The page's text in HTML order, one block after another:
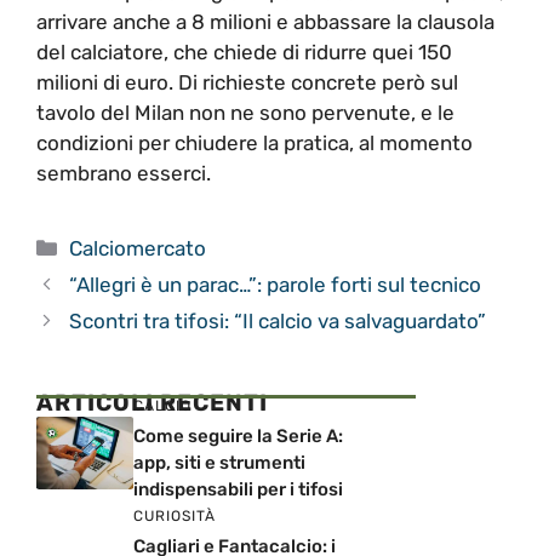
arrivare anche a 8 milioni e abbassare la clausola
del calciatore, che chiede di ridurre quei 150
milioni di euro. Di richieste concrete però sul
tavolo del Milan non ne sono pervenute, e le
condizioni per chiudere la pratica, al momento
sembrano esserci.
Categorie
Calciomercato
“Allegri è un parac…”: parole forti sul tecnico
Scontri tra tifosi: “Il calcio va salvaguardato”
ARTICOLI RECENTI
CALCIO
Come seguire la Serie A:
app, siti e strumenti
indispensabili per i tifosi
CURIOSITÀ
Cagliari e Fantacalcio: i